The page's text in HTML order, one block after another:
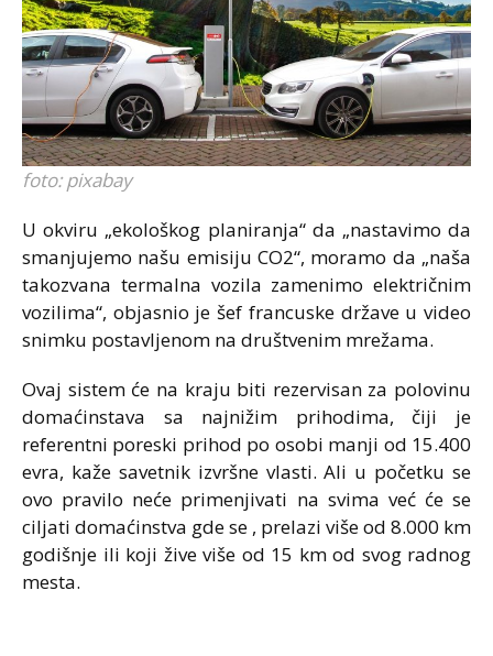
foto: pixabay
U okviru „ekološkog planiranja“ da „nastavimo da
smanjujemo našu emisiju CO2“, moramo da „naša
takozvana termalna vozila zamenimo električnim
vozilima“, objasnio je šef francuske države u video
snimku postavljenom na društvenim mrežama.
Ovaj sistem će na kraju biti rezervisan za polovinu
domaćinstava sa najnižim prihodima, čiji je
referentni poreski prihod po osobi manji od 15.400
evra, kaže savetnik izvršne vlasti. Ali u početku se
ovo pravilo neće primenjivati na svima već će se
ciljati domaćinstva gde se , prelazi više od 8.000 km
godišnje ili koji žive više od 15 km od svog radnog
mesta.